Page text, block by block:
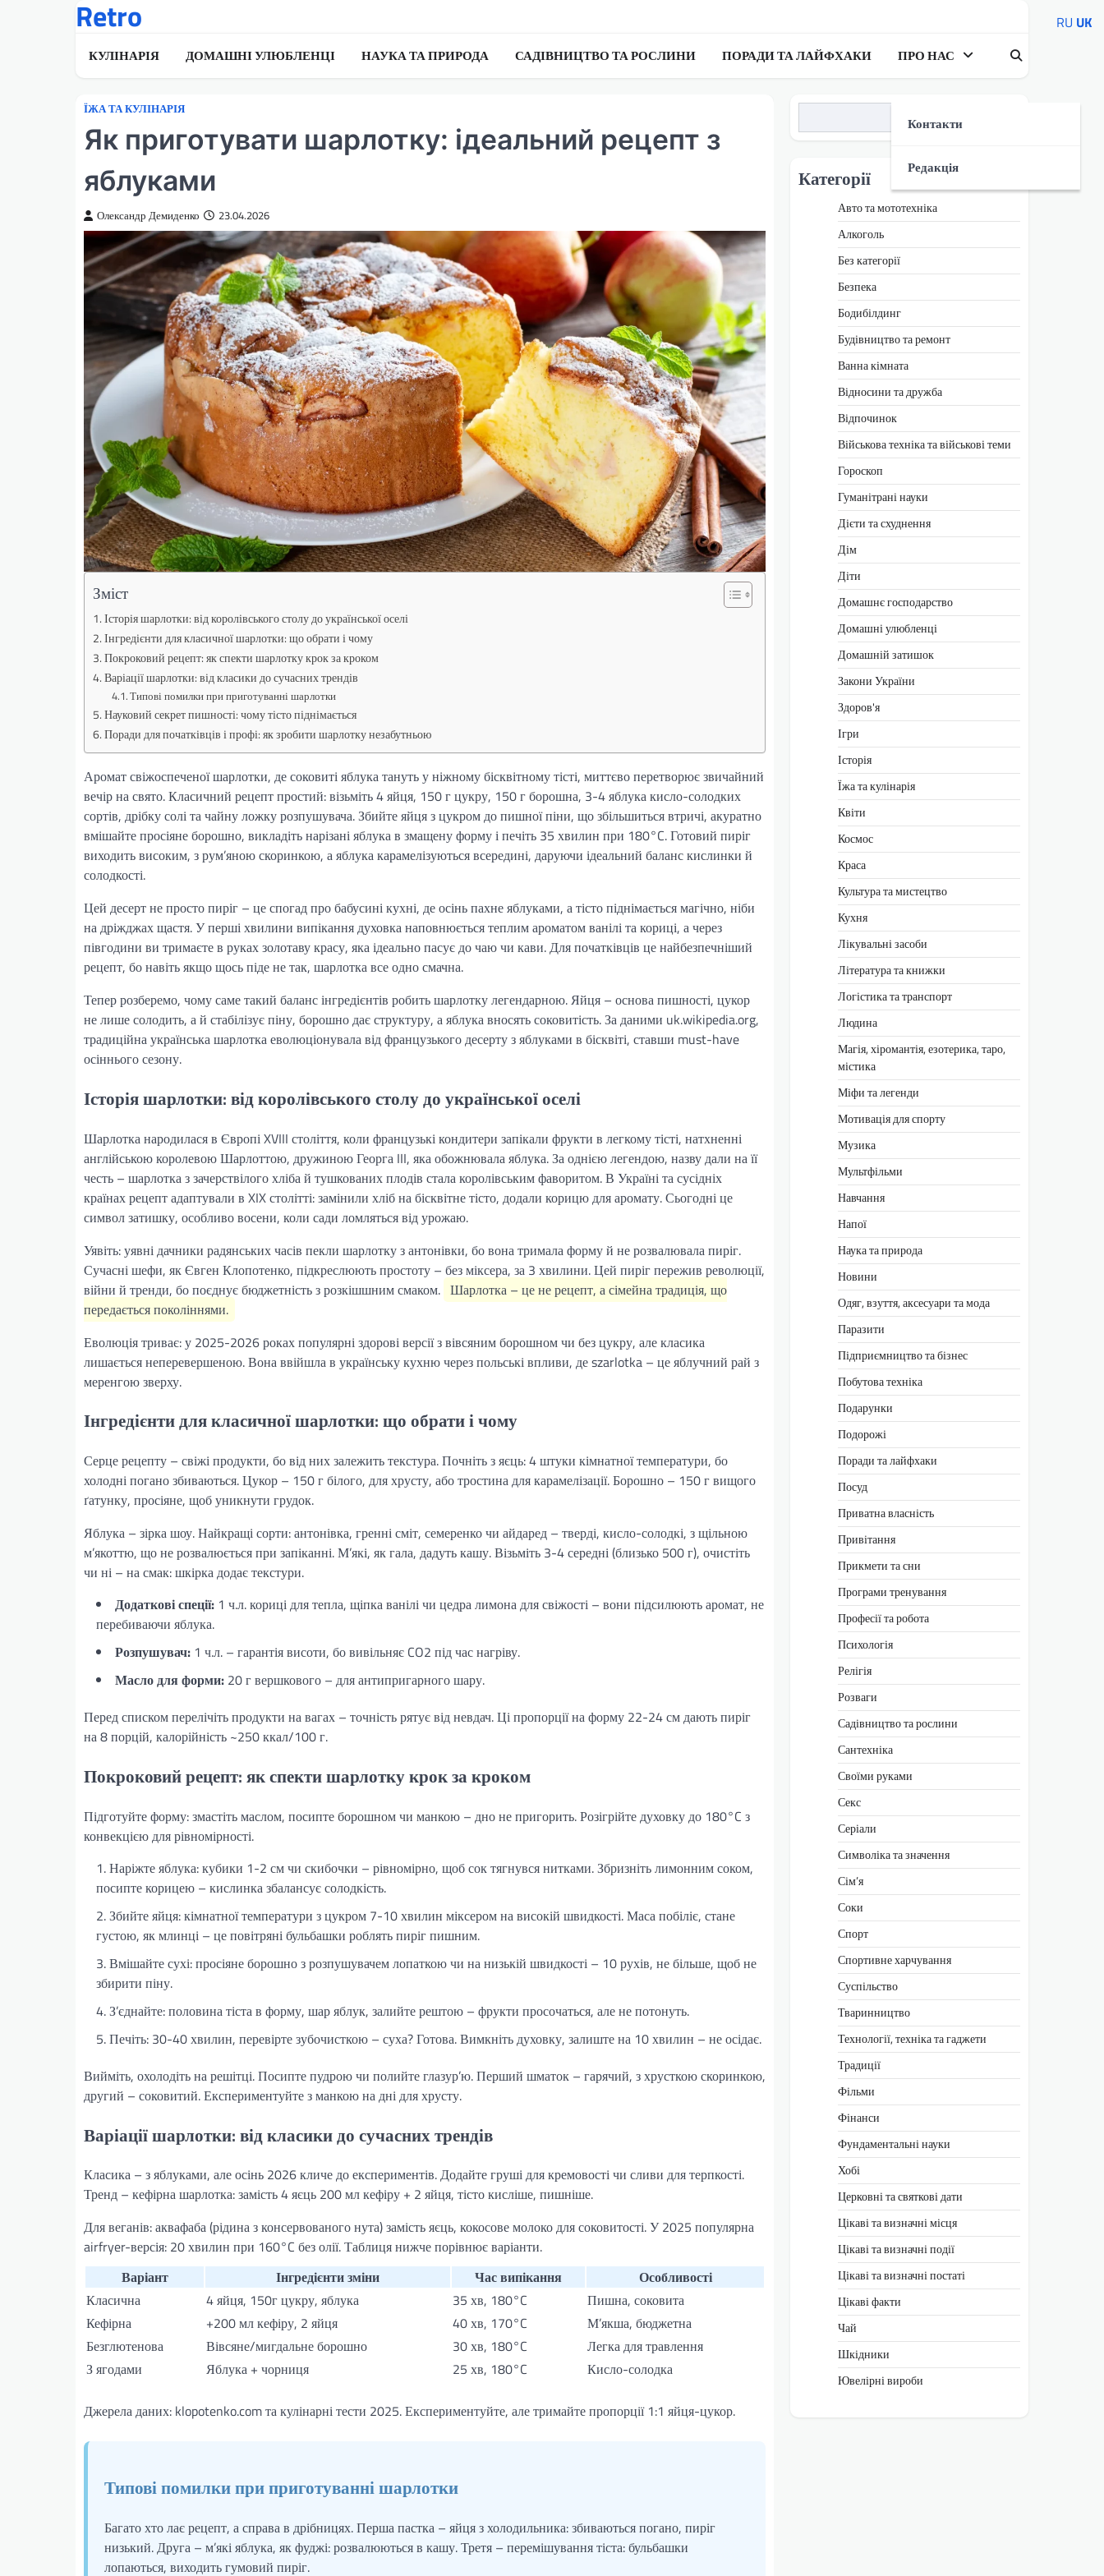
Retro
КУЛІНАРІЯ ДОМАШНІ УЛЮБЛЕНЦІ НАУКА ТА ПРИРОДА САДІВНИЦТВО ТА РОСЛИНИ ПОРАДИ ТА ЛАЙФХАКИ ПРО НАС
Контакти
Редакція
ЇЖА ТА КУЛІНАРІЯ
Як приготувати шарлотку: ідеальний рецепт з
яблуками
Олександр Демиденко 23.04.2026
Зміст
Історія шарлотки: від королівського столу до української оселі
Інгредієнти для класичної шарлотки: що обрати і чому
Покроковий рецепт: як спекти шарлотку крок за кроком
Варіації шарлотки: від класики до сучасних трендів
Типові помилки при приготуванні шарлотки
Науковий секрет пишності: чому тісто піднімається
Поради для початківців і профі: як зробити шарлотку незабутньою
Аромат свіжоспеченої шарлотки, де соковиті яблука тануть у ніжному бісквітному тісті, миттєво перетворює звичайний
вечір на свято. Класичний рецепт простий: візьміть 4 яйця, 150 г цукру, 150 г борошна, 3-4 яблука кисло-солодких
сортів, дрібку солі та чайну ложку розпушувача. Збийте яйця з цукром до пишної піни, що збільшиться втричі, акуратно
вмішайте просіяне борошно, викладіть нарізані яблука в змащену форму і печіть 35 хвилин при 180°C. Готовий пиріг
виходить високим, з рум’яною скоринкою, а яблука карамелізуються всередині, даруючи ідеальний баланс кислинки й
солодкості.
Цей десерт не просто пиріг – це спогад про бабусині кухні, де осінь пахне яблуками, а тісто піднімається магічно, ніби
на дріжджах щастя. У перші хвилини випікання духовка наповнюється теплим ароматом ванілі та кориці, а через
півгодини ви тримаєте в руках золотаву красу, яка ідеально пасує до чаю чи кави. Для початківців це найбезпечніший
рецепт, бо навіть якщо щось піде не так, шарлотка все одно смачна.
Тепер розберемо, чому саме такий баланс інгредієнтів робить шарлотку легендарною. Яйця – основа пишності, цукор
не лише солодить, а й стабілізує піну, борошно дає структуру, а яблука вносять соковитість. За даними uk.wikipedia.org,
традиційна українська шарлотка еволюціонувала від французького десерту з яблуками в бісквіті, ставши must-have
осіннього сезону.
Історія шарлотки: від королівського столу до української оселі
Шарлотка народилася в Європі XVIII століття, коли французькі кондитери запікали фрукти в легкому тісті, натхненні
англійською королевою Шарлоттою, дружиною Георга III, яка обожнювала яблука. За однією легендою, назву дали на її
честь – шарлотка з зачерствілого хліба й тушкованих плодів стала королівським фаворитом. В Україні та сусідніх
країнах рецепт адаптували в XIX столітті: замінили хліб на бісквітне тісто, додали корицю для аромату. Сьогодні це
символ затишку, особливо восени, коли сади ломляться від урожаю.
Уявіть: уявні дачники радянських часів пекли шарлотку з антонівки, бо вона тримала форму й не розвалювала пиріг.
Сучасні шефи, як Євген Клопотенко, підкреслюють простоту – без міксера, за 3 хвилини. Цей пиріг пережив революції,
війни й тренди, бо поєднує бюджетність з розкішшним смаком. Шарлотка – це не рецепт, а сімейна традиція, що
передається поколіннями.
Еволюція триває: у 2025-2026 роках популярні здорові версії з вівсяним борошном чи без цукру, але класика
лишається неперевершеною. Вона ввійшла в українську кухню через польські впливи, де szarlotka – це яблучний рай з
меренгою зверху.
Інгредієнти для класичної шарлотки: що обрати і чому
Серце рецепту – свіжі продукти, бо від них залежить текстура. Почніть з яєць: 4 штуки кімнатної температури, бо
холодні погано збиваються. Цукор – 150 г білого, для хрусту, або тростина для карамелізації. Борошно – 150 г вищого
ґатунку, просіяне, щоб уникнути грудок.
Яблука – зірка шоу. Найкращі сорти: антонівка, гренні сміт, семеренко чи айдаред – тверді, кисло-солодкі, з щільною
м’якоттю, що не розвалюється при запіканні. М’які, як гала, дадуть кашу. Візьміть 3-4 середні (близько 500 г), очистіть
чи ні – на смак: шкірка додає текстури.
Додаткові спеції: 1 ч.л. кориці для тепла, щіпка ванілі чи цедра лимона для свіжості – вони підсилюють аромат, не
перебиваючи яблука.
Розпушувач: 1 ч.л. – гарантія висоти, бо вивільняє CO2 під час нагріву.
Масло для форми: 20 г вершкового – для антипригарного шару.
Перед списком перелічіть продукти на вагах – точність рятує від невдач. Ці пропорції на форму 22-24 см дають пиріг
на 8 порцій, калорійність ~250 ккал/100 г.
Покроковий рецепт: як спекти шарлотку крок за кроком
Підготуйте форму: змастіть маслом, посипте борошном чи манкою – дно не пригорить. Розігрійте духовку до 180°C з
конвекцією для рівномірності.
Наріжте яблука: кубики 1-2 см чи скибочки – рівномірно, щоб сок тягнувся нитками. Збризніть лимонним соком,
посипте корицею – кислинка збалансує солодкість.
Збийте яйця: кімнатної температури з цукром 7-10 хвилин міксером на високій швидкості. Маса побіліє, стане
густою, як млинці – це повітряні бульбашки роблять пиріг пишним.
Вмішайте сухі: просіяне борошно з розпушувачем лопаткою чи на низькій швидкості – 10 рухів, не більше, щоб не
збирити піну.
З’єднайте: половина тіста в форму, шар яблук, залийте рештою – фрукти просочаться, але не потонуть.
Печіть: 30-40 хвилин, перевірте зубочисткою – суха? Готова. Вимкніть духовку, залиште на 10 хвилин – не осідає.
Вийміть, охолодіть на решітці. Посипте пудрою чи полийте глазур’ю. Перший шматок – гарячий, з хрусткою скоринкою,
другий – соковитий. Експериментуйте з манкою на дні для хрусту.
Варіації шарлотки: від класики до сучасних трендів
Класика – з яблуками, але осінь 2026 кличе до експериментів. Додайте груші для кремовості чи сливи для терпкості.
Тренд – кефірна шарлотка: замість 4 яєць 200 мл кефіру + 2 яйця, тісто кисліше, пишніше.
Для веганів: аквафаба (рідина з консервованого нута) замість яєць, кокосове молоко для соковитості. У 2025 популярна
airfryer-версія: 20 хвилин при 160°C без олії. Таблиця нижче порівнює варіанти.
Варіант
Інгредієнти зміни Час випікання
Особливості
Класична
4 яйця, 150г цукру, яблука 35 хв, 180°C
Пишна, соковита
Кефірна
+200 мл кефіру, 2 яйця 40 хв, 170°C
М’якша, бюджетна
Безглютенова
Вівсяне/мигдальне борошно 30 хв, 180°C
Легка для травлення
З ягодами
Яблука + чорниця 25 хв, 180°C Кисло-солодка
Джерела даних: klopotenko.com та кулінарні тести 2025. Експериментуйте, але тримайте пропорції 1:1 яйця-цукор.
Типові помилки при приготуванні шарлотки
Багато хто лає рецепт, а справа в дрібницях. Перша пастка – яйця з холодильника: збиваються погано, пиріг
низький. Друга – м’які яблука, як фуджі: розвалюються в кашу. Третя – перемішування тіста: бульбашки
лопаються, виходить гумовий пиріг.
Категорії
Авто та мототехніка
Алкоголь
Без категорії
Безпека
Бодибілдинг
Будівництво та ремонт
Ванна кімната
Відносини та дружба
Відпочинок
Військова техніка та військові теми
Гороскоп
Гуманітрані науки
Дієти та схуднення
Дім
Діти
Домашнє господарство
Домашні улюбленці
Домашній затишок
Закони України
Здоров'я
Ігри
Історія
Їжа та кулінарія
Квіти
Космос
Краса
Культура та мистецтво
Кухня
Лікувальні засоби
Література та книжки
Логістика та транспорт
Людина
Магія, хіромантія, езотерика, таро,
містика
Міфи та легенди
Мотивація для спорту
Музика
Мультфільми
Навчання
Напої
Наука та природа
Новини
Одяг, взуття, аксесуари та мода
Паразити
Підприємництво та бізнес
Побутова техніка
Подарунки
Подорожі
Поради та лайфхаки
Посуд
Приватна власність
Привітання
Прикмети та сни
Програми тренування
Професії та робота
Психологія
Релігія
Розваги
Садівництво та рослини
Сантехніка
Своїми руками
Секс
Серіали
Символіка та значення
Сім’я
Соки
Спорт
Спортивне харчування
Суспільство
Тваринництво
Технології, техніка та гаджети
Традиції
Фільми
Фінанси
Фундаментальні науки
Хобі
Церковні та святкові дати
Цікаві та визначні місця
Цікаві та визначні події
Цікаві та визначні постаті
Цікаві факти
Чай
Шкідники
Ювелірні вироби
RU UK